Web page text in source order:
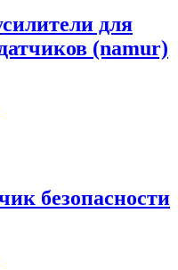
для
(namur)
безопасности